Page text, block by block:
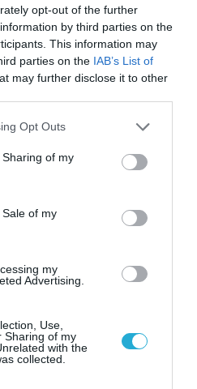
opt-out of the further
by third parties on the
This information may
parties on the IAB’s List of
may further disclose it to other
app uses one or more Google
behaviour. You may click to
and its third-party tags to
purposes in below Google
Opt Outs
of my
of my
my
Advertising.
Use,
Sharing of my
with the
collected.
από χτύπημα με
Σοκαρισμένος
στιγμή (βίντεο)